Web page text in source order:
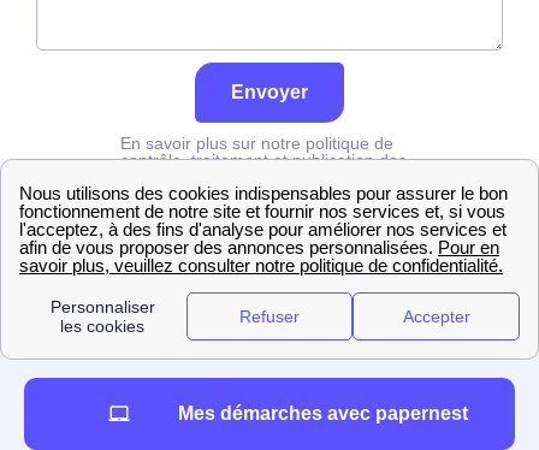
Envoyer
En savoir plus sur notre politique de
contrôle, traitement et publication des
Edf Nièvre Nevers
Mes démarches avec papernest